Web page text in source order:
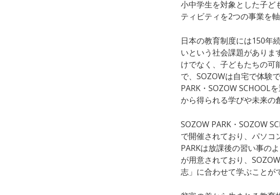
小中学生を対象とした子ど
ティビティを2つの事業を
日本の教育制度には150年
いという社会課題がありま
けでなく、子どもたちの可
で、SOZOWは自宅で体験
PARK・SOZOW SCHOOL
から得られる学びや未来の
SOZOW PARK・SOZOW
で開催されており、パソコ
PARKは放課後の習い事の
が用意されており、
志」に合わせて学ぶことが